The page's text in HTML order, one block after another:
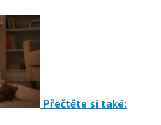
Přečtěte si také: